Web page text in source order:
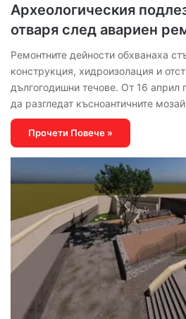
Археологическия
отваря след авариен
Ремонтните дейности обхванаха
конструкция, хидроизолация и
дългогодишни течове. От 16 април
да разгледат късноантичните
Прочети Повече »